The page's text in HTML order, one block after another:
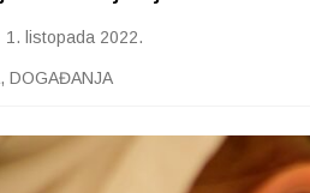
1. listopada 2022.
, DOGAĐANJA